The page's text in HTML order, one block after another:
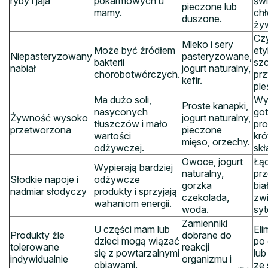
mamy.
pieczone lub
duszone.
Niepasteryzowany
nabiał
Może być źródłem
bakterii
chorobotwórczych.
Mleko i sery
pasteryzowane,
jogurt naturalny,
kefir.
Żywność wysoko
przetworzona
Ma dużo soli,
nasyconych
tłuszczów i mało
wartości
odżywczej.
Proste kanapki,
jogurt naturalny,
pieczone
mięso, orzechy.
Słodkie napoje i
nadmiar słodyczy
Wypierają bardziej
odżywcze
produkty i sprzyjają
wahaniom energii.
Owoce, jogurt
naturalny,
gorzka
czekolada,
woda.
Produkty źle
tolerowane
indywidualnie
U części mam lub
dzieci mogą wiązać
się z powtarzalnymi
objawami.
Zamienniki
dobrane do
reakcji
organizmu i
po
ze